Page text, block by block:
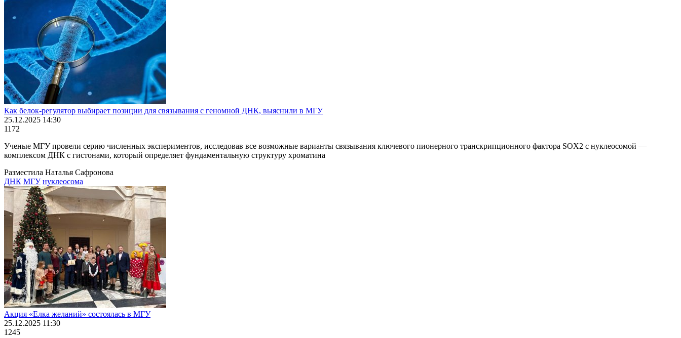
Как белок-регулятор выбирает позиции для связывания с геномной ДНК, выяснили в МГУ
25.12.2025 14:30
1172
Ученые МГУ провели серию численных экспериментов, исследовав все возможные варианты связывания ключевого пионерного транскрипционного фактора SOX2 с нуклеосомой —
комплексом ДНК с гистонами, который определяет фундаментальную структуру хроматина
Разместила Наталья Сафронова
ДНК МГУ нуклеосома
Акция «Елка желаний» состоялась в МГУ
25.12.2025 11:30
1245